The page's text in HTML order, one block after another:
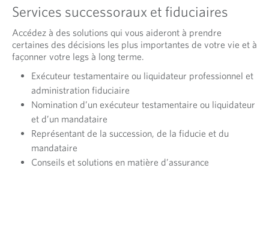
Services successoraux et fiduciaires
Accédez à des solutions qui vous aideront à prendre
certaines des décisions les plus importantes de votre vie et à
façonner votre legs à long terme.
Exécuteur testamentaire ou liquidateur professionnel et
administration fiduciaire
Nomination d’un exécuteur testamentaire ou liquidateur
et d’un mandataire
Représentant de la succession, de la fiducie et du
mandataire
Conseils et solutions en matière d’assurance